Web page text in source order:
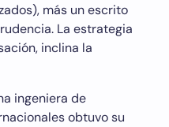
más un escrito
La estrategia
inclina la
ingeniera de
obtuvo su